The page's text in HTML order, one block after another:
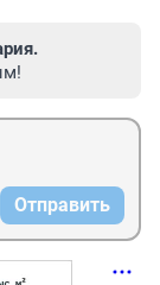
Отправить